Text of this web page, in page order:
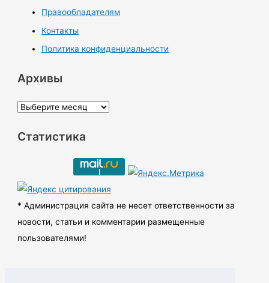
Правообладателям
Контакты
Политика конфиденциальности
Архивы
А
х
ы
Статистика
* Администрация сайта не несет ответственности за
новости, статьи и комментарии размещенные
пользователями!